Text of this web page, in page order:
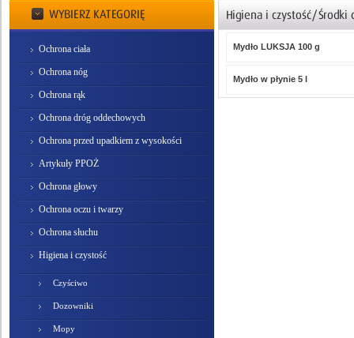
Ochrona ciała
Ochrona nóg
Ochrona rąk
Ochrona dróg oddechowych
Ochrona przed upadkiem z wysokości
Artykuły PPOŻ
Ochrona głowy
Ochrona oczu i twarzy
Ochrona słuchu
Higiena i czystość
Czyściwo
Dozowniki
Mopy
Mydło LUKSJA 100 g
Mydło w płynie 5 l